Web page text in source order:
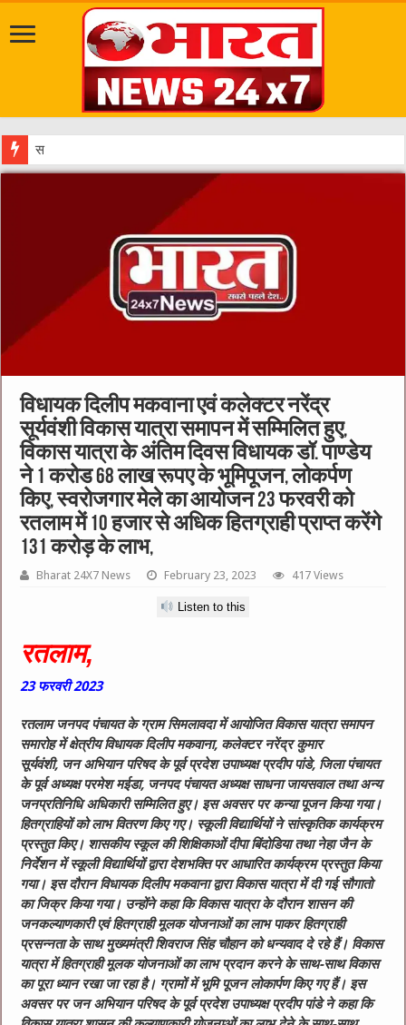
सवारी से पहले गड्ढे भरें, नाल
विधायक दिलीप मकवाना एवं कलेक्टर नरेंद्र
सूर्यवंशी विकास यात्रा समापन में सम्मिलित हुए,
विकास यात्रा के अंतिम दिवस विधायक डॉ. पाण्डेय
ने 1 करोड 68 लाख रूपए के भूमिपूजन, लोकर्पण
किए, स्वरोजगार मेले का आयोजन 23 फरवरी को
रतलाम में 10 हजार से अधिक हितग्राही प्राप्त करेंगे
131 करोड़ के लाभ,
Bharat 24X7 News February 23, 2023 417 Views
Listen to this
रतलाम,
23फरवरी2023
रतलाम जनपद पंचायत के ग्राम सिमलावदा में आयोजित विकास यात्रा समापन
समारोह में क्षेत्रीय विधायक दिलीप मकवाना, कलेक्टर नरेंद्र कुमार
सूर्यवंशी, जन अभियान परिषद के पूर्व प्रदेश उपाध्यक्ष प्रदीप पांडे, जिला पंचायत
के पूर्व अध्यक्ष परमेश मईडा, जनपद पंचायत अध्यक्ष साधना जायसवाल तथा अन्य
जनप्रतिनिधि अधिकारी सम्मिलित हुए। इस अवसर पर कन्या पूजन किया गया।
हितग्राहियों को लाभ वितरण किए गए। स्कूली विद्यार्थियों ने सांस्कृतिक कार्यक्रम
प्रस्तुत किए। शासकीय स्कूल की शिक्षिकाओं दीपा बिंदोडिया तथा नेहा जैन के
निर्देशन में स्कूली विद्यार्थियों द्वारा देशभक्ति पर आधारित कार्यक्रम प्रस्तुत किया
गया। इस दौरान विधायक दिलीप मकवाना द्वारा विकास यात्रा में दी गई सौगातो
का जिक्र किया गया। उन्होंने कहा कि विकास यात्रा के दौरान शासन की
जनकल्याणकारी एवं हितग्राही मूलक योजनाओं का लाभ पाकर हितग्राही
प्रसन्नता के साथ मुख्यमंत्री शिवराज सिंह चौहान को धन्यवाद दे रहे हैं। विकास
यात्रा में हितग्राही मूलक योजनाओं का लाभ प्रदान करने के साथ-साथ विकास
का पूरा ध्यान रखा जा रहा है। ग्रामों में भूमि पूजन लोकार्पण किए गए हैं। इस
अवसर पर जन अभियान परिषद के पूर्व प्रदेश उपाध्यक्ष प्रदीप पांडे ने कहा कि